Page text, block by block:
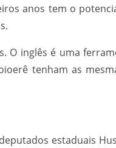
anos tem o
inglês é uma
tenham as
estaduais